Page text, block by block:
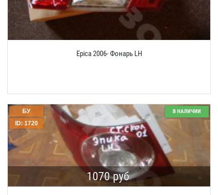
Epica 2006- Фонарь LH
ID: 1720
БУ
1070 руб
В НАЛИЧИИ